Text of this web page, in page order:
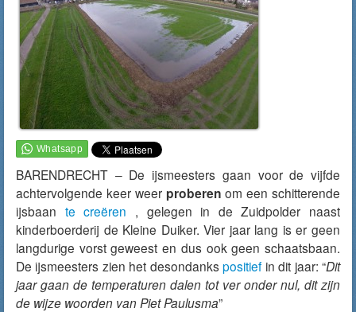
BARENDRECHT – De ijsmeesters gaan voor de vijfde
achtervolgende keer weer proberen om een schitterende
ijsbaan te creëren , gelegen in de Zuidpolder naast
kinderboerderij de Kleine Duiker. Vier jaar lang is er geen
langdurige vorst geweest en dus ook geen schaatsbaan.
De ijsmeesters zien het desondankspositief in dit jaar: “Dit
jaar gaan de temperaturen dalen tot ver onder nul, dit zijn
de wijze woorden van Piet Paulusma”